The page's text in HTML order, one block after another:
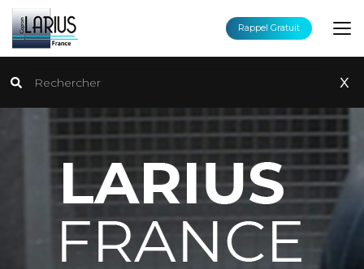
Aller
au
contenu
principal
Rechercher
x
Rappel Gratuit